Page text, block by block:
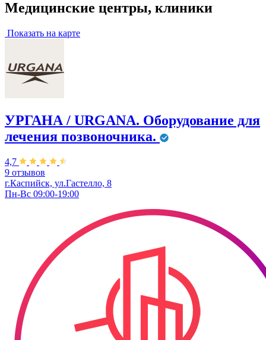
Медицинские центры, клиники
Показать на карте
УРГАНА / URGANA. Оборудование для
лечения позвоночника.
4,7
9 отзывов
г.Каспийск, ул.Гастелло, 8
Пн-Вс 09:00-19:00